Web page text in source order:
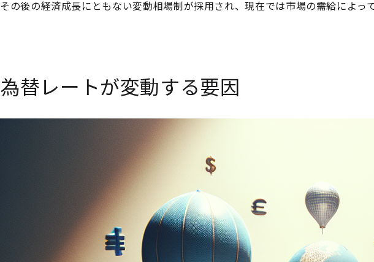
その後の経済成長にともない変動相場制が採用され、現在では市場の需給によっ
為替レートが変動する要因